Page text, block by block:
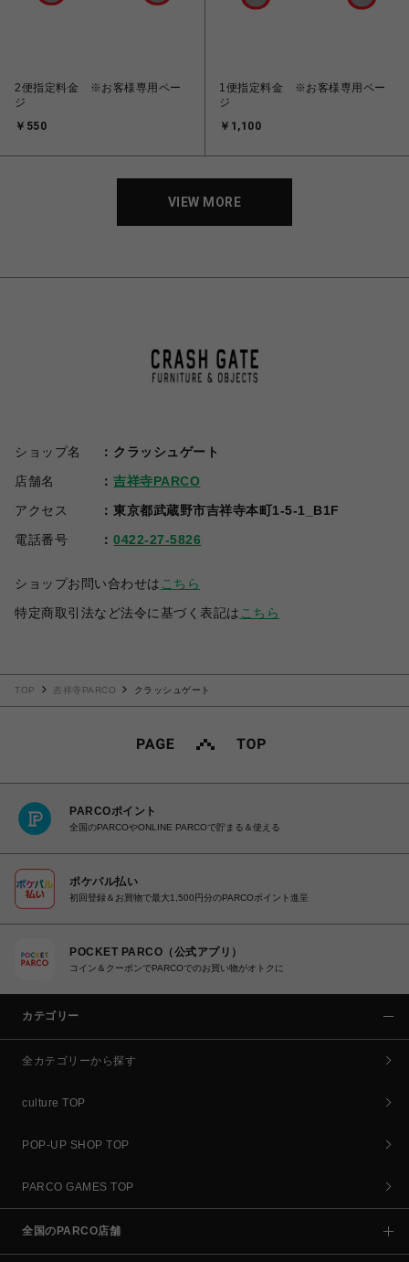
2便指定料金 ※お客様専用ペー
ジ
￥550
1便指定料金 ※お客様専用ペー
ジ
￥1,100
VIEW MORE
ショップ名
クラッシュゲート
店舗名
吉祥寺PARCO
アクセス
東京都武蔵野市吉祥寺本町1-5-1_B1F
電話番号
0422-27-5826
ショップお問い合わせは こちら
特定商取引法など法令に基づく表記は こちら
TOP 吉祥寺PARCO クラッシュゲート
PARCOポイント
全国のPARCOやONLINE PARCOで貯まる＆使える
ポケパル払い
初回登録＆お買物で最大1,500円分のPARCOポイント進呈
POCKET PARCO（公式アプリ）
コイン＆クーポンでPARCOでのお買い物がオトクに
カテゴリー
全カテゴリーから探す
culture TOP
POP-UP SHOP TOP
PARCO GAMES TOP
全国のPARCO店舗